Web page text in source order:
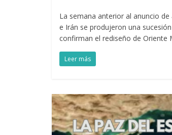
La semana anterior al anuncio de
e Irán se produjeron una
confirman el rediseño de Oriente
Leer más